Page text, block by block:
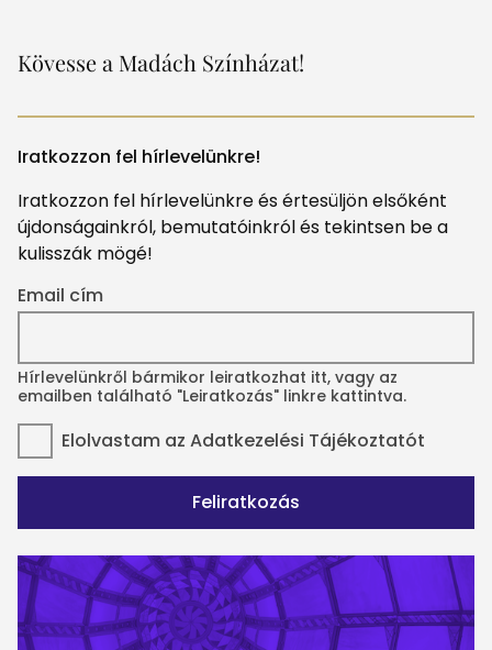
Kövesse a Madách Színházat!
Iratkozzon fel hírlevelünkre!
Iratkozzon fel hírlevelünkre és értesüljön elsőként
újdonságainkról, bemutatóinkról és tekintsen be a
kulisszák mögé!
Email cím
Hírlevelünkről bármikor leiratkozhat itt, vagy az
emailben található "Leiratkozás" linkre kattintva.
Elolvastam az Adatkezelési Tájékoztatót
Feliratkozás